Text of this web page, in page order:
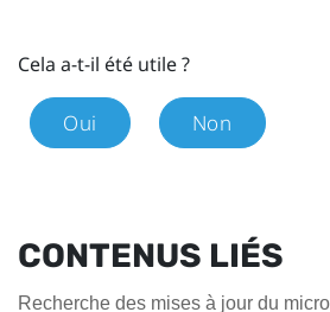
Cela a-t-il été utile ?
Oui Non
CONTENUS LIÉS
Recherche des mises à jour du